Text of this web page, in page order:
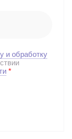
и обработку
*